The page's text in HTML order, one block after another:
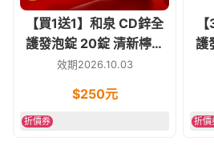
【買1送1】和泉 CD鋅全
護發泡錠 20錠 清新檸檬
風味 維他命C
效期2026.10.03
$250元
折價券
護
折價